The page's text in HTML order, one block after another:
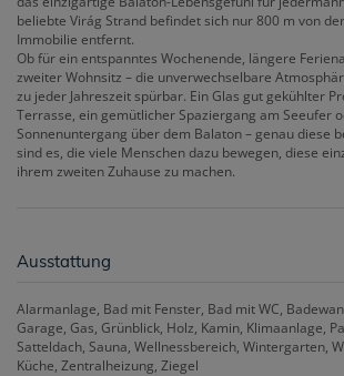
beliebte Virág Strand befindet sich nur 800 m von
Immobilie entfernt.
Ob für ein entspanntes Wochenende, längere
zweiter Wohnsitz – die unverwechselbare
zu jeder Jahreszeit spürbar. Ein Glas gut gekühlter
Terrasse, ein gemütlicher Spaziergang am Seeufer
Sonnenuntergang über dem Balaton – genau diese
sind es, die viele Menschen dazu bewegen, diese
ihrem zweiten Zuhause zu machen.
Ausstattung
Alarmanlage Bad mit Fenster Bad mit WC
Garage Gas Grünblick Holz Kamin Klimaanlage
Satteldach Sauna Wellnessbereich Wintergarten
Küche Zentralheizung Ziegel